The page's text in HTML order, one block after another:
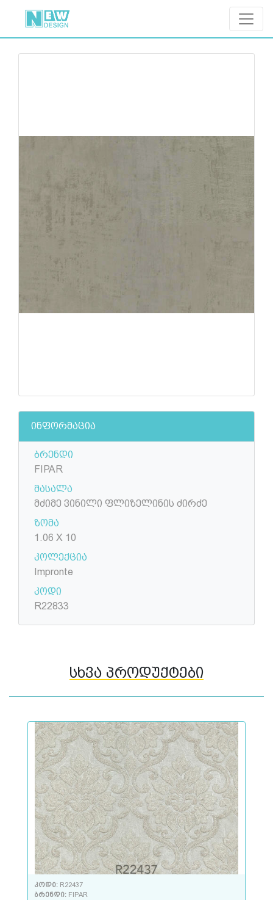
ინფორმაცია
ბრენდი
FIPAR
მასალა
მძიმე ვინილი ფლიზელინის ძირძე
ზომა
1.06 X 10
კოლექცია
Impronte
კოდი
R22833
სხვა პროდუქტები
კოდი: R22437
ბრენდი: FIPAR